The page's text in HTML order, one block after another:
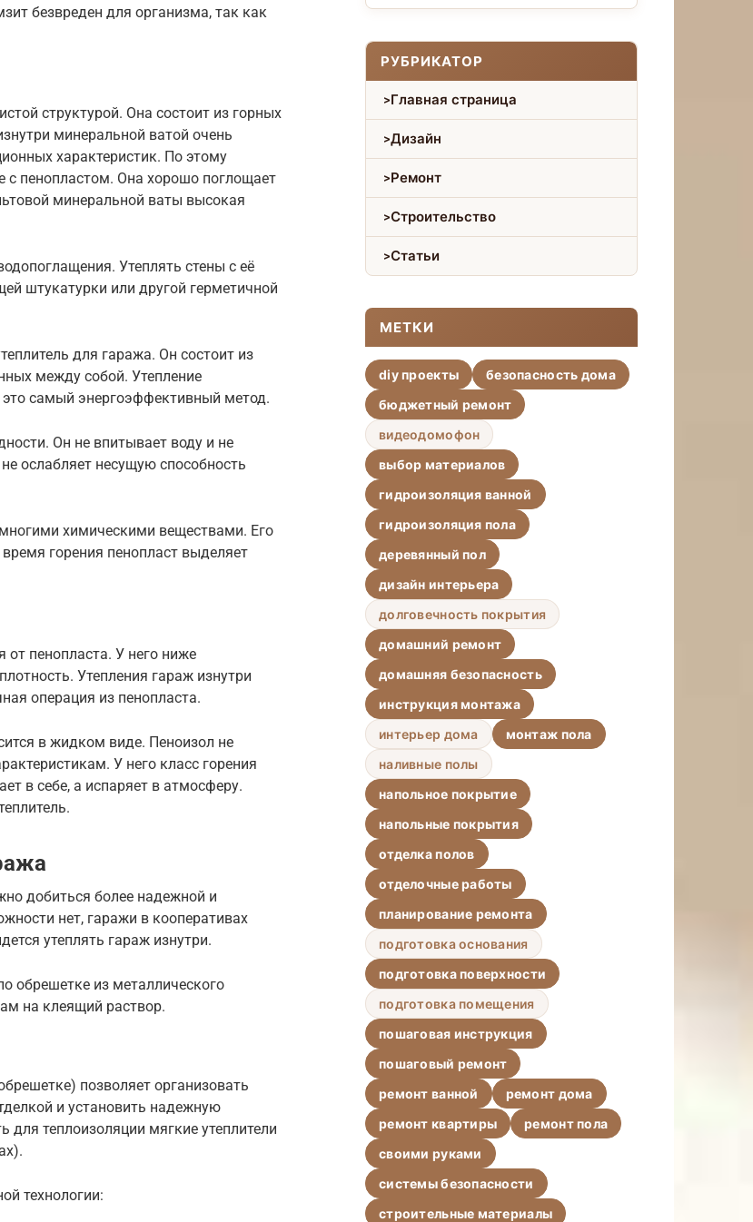
безвреден для организма, так как
структурой. Она состоит из горных
минеральной ватой очень
характеристик. По этому
с пенопластом. Она хорошо поглощает
минеральной ваты высокая
Утеплять стены с её
штукатурки или другой герметичной
для гаража. Он состоит из
между собой. Утепление
самый энергоэффективный метод.
Он не впитывает воду и не
ослабляет несущую способность
химическими веществами. Его
горения пенопласт выделяет
от пенопласта. У него ниже
Утепления гараж изнутри
операция из пенопласта.
в жидком виде. Пеноизол не
У него класс горения
в себе, а испаряет в атмосферу.
добиться более надежной и
нет, гаражи в кооперативах
утеплять гараж изнутри.
обрешетке из металлического
на клеящий раствор.
позволяет организовать
и установить надежную
теплоизоляции мягкие утеплители
технологии:
РУБРИКАТОР
Главная страница
Дизайн
Ремонт
Строительство
Статьи
МЕТКИ
diy проекты
безопасность дома
бюджетный ремонт
видеодомофон
выбор материалов
гидроизоляция ванной
гидроизоляция пола
деревянный пол
дизайн интерьера
долговечность покрытия
домашний ремонт
домашняя безопасность
инструкция монтажа
интерьер дома
монтаж пола
наливные полы
напольное покрытие
напольные покрытия
отделка полов
отделочные работы
планирование ремонта
подготовка основания
подготовка поверхности
подготовка помещения
пошаговая инструкция
пошаговый ремонт
ремонт ванной
ремонт дома
ремонт квартиры
ремонт пола
своими руками
системы безопасности
строительные материалы